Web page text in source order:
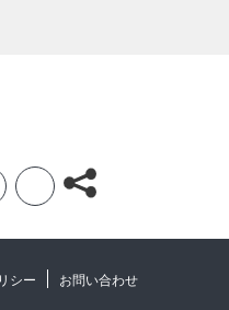
L
H
シー お問い合わせ